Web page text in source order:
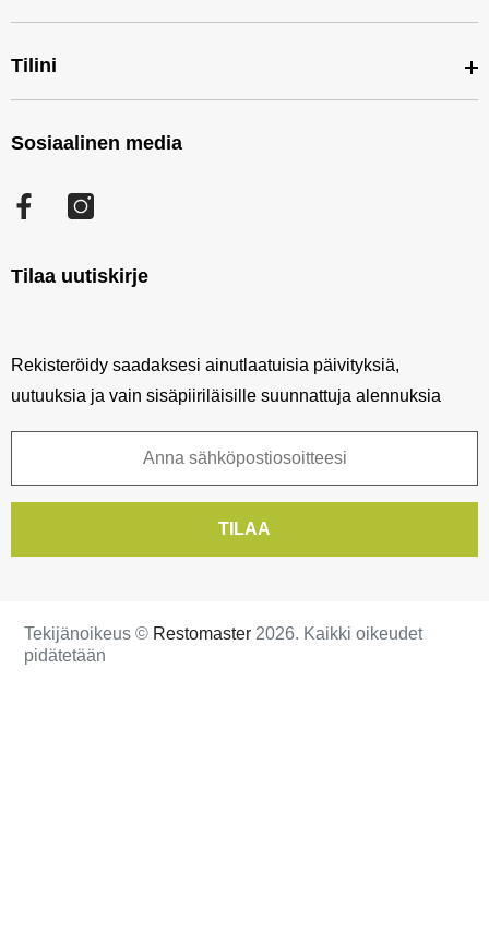
Palvelut
Tarjouskori
Luettelot
Osamaksu
Tavaramerkit
Tarjouksessa
Uudet tuotteet
Sivukartta
Tilini
Tilini
Tilatut tuotteet
Toivelista
Sosiaalinen media
Facebook
Tilaa uutiskirje
Rekisteröidy saadaksesi ainutlaatuisia päivityksiä,
uutuuksia ja vain sisäpiiriläisille suunnattuja alennuksia
TILAA
Tekijänoikeus © Restomaster 2026. Kaikki oikeudet
pidätetään